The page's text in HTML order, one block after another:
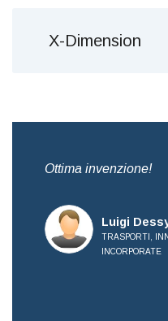
X-Dimension
Ottima invenzione!
Luigi
TRASPORTI,
INCORPORATE